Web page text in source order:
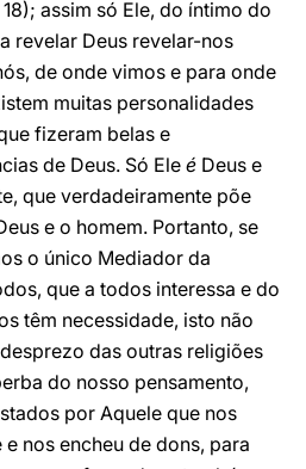
18); assim só Ele, do íntimo do
revelar Deus revelar-nos
de onde vimos e para onde
muitas personalidades
fizeram belas e
de Deus. Só Ele é Deus e
que verdadeiramente põe
e o homem. Portanto, se
o único Mediador da
que a todos interessa e do
têm necessidade, isto não
das outras religiões
do nosso pensamento,
por Aquele que nos
nos encheu de dons, para